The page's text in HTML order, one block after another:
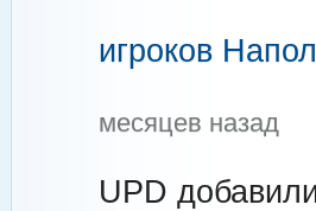
игроков
месяцев назад
UPD